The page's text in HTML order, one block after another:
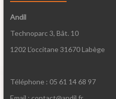
Andil
Technoparc 3, Bât. 10
1202 L’occitane 31670 Labège
Téléphone : 05 61 14 68 97